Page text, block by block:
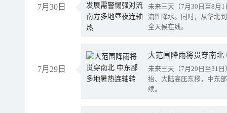
7月30日
未来三天（7月30日至8月
流性降水。同时，从华北
全天候在线。
7月29日
大范围降雨将贯穿南
未来三天（7月29日至31
抬、大陆高压东移，中东
续。